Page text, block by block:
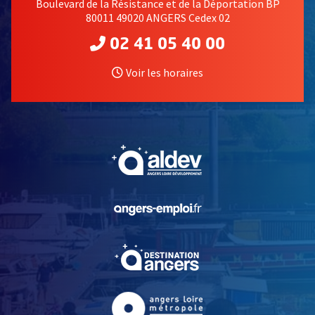
Boulevard de la Résistance et de la Déportation BP
80011 49020 ANGERS Cedex 02
02 41 05 40 00
Voir les horaires
, Ouvre une nouvelle
, Ouvre une nouvelle